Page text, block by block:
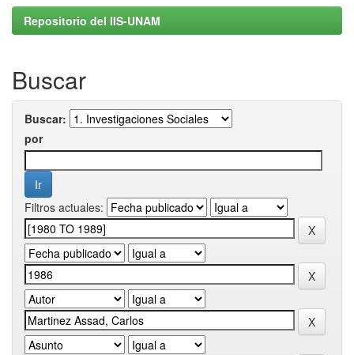
Repositorio del IIS-UNAM
Buscar
Buscar:
por
Filtros actuales: